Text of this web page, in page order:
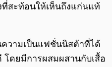
ที่สะท้อนให้เห็นถึงแก่นแท้
ความเป็นแฟชั่นนิสต้าที่ได้
โดยมีการผสมผสานกับเสื้อ